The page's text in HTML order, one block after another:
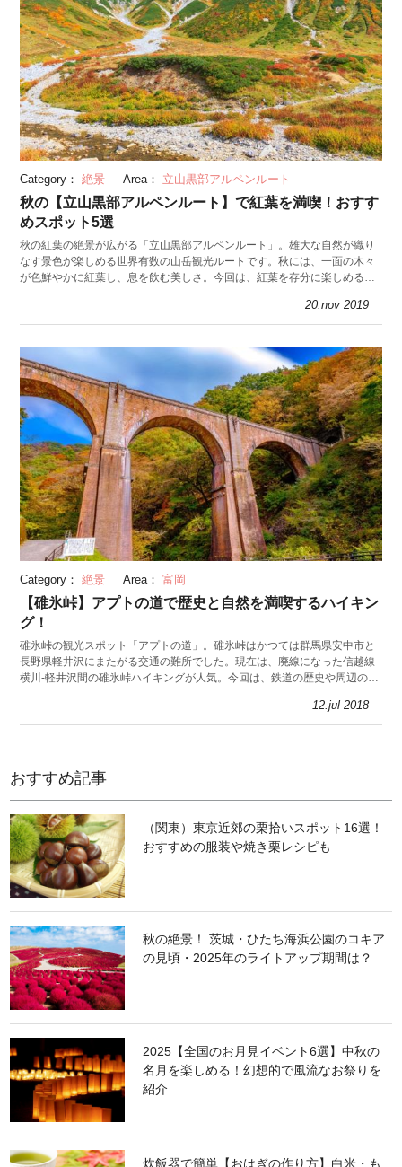
Category： 絶景 Area： 立山黒部アルペンルート
秋の【立山黒部アルペンルート】で紅葉を満喫！おすす
めスポット5選
秋の紅葉の絶景が広がる「立山黒部アルペンルート」。雄大な自然が織り
なす景色が楽しめる世界有数の山岳観光ルートです。秋には、一面の木々
が色鮮やかに紅葉し、息を飲む美しさ。今回は、紅葉を存分に楽しめる名
20.nov 2019
Category： 絶景 Area： 富岡
【碓氷峠】アプトの道で歴史と自然を満喫するハイキン
グ！
碓氷峠の観光スポット「アプトの道」。碓氷峠はかつては群馬県安中市と
長野県軽井沢にまたがる交通の難所でした。現在は、廃線になった信越線
横川-軽井沢間の碓氷峠ハイキングが人気。今回は、鉄道の歴史や周辺の観
12.jul 2018
おすすめ記事
（関東）東京近郊の栗拾いスポット16選！
おすすめの服装や焼き栗レシピも
秋の絶景！ 茨城・ひたち海浜公園のコキア
の見頃・2025年のライトアップ期間は？
2025【全国のお月見イベント6選】中秋の
名月を楽しめる！幻想的で風流なお祭りを
紹介
炊飯器で簡単【おはぎの作り方】白米・も